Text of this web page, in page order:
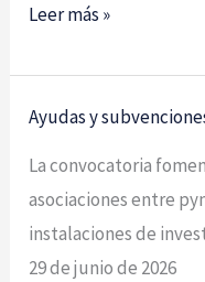
Leer más »
Ayudas y
La convocatoria
asociaciones entre
instalaciones de
29 de junio de 2026
Bono
de
innovación
para
pymes